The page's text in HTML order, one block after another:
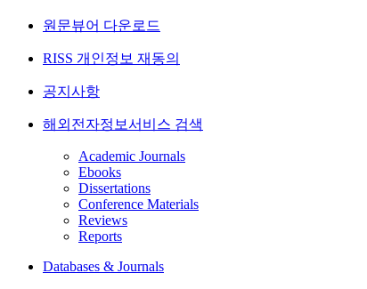
원문뷰어 다운로드
RISS 개인정보 재동의
공지사항
해외전자정보서비스 검색
Academic Journals
Ebooks
Dissertations
Conference Materials
Reviews
Reports
Databases & Journals